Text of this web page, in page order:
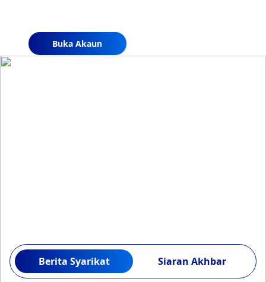
Buka Akaun
Berita Syarikat Siaran Akhbar